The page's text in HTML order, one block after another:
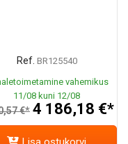
Ref. BR125540
vahemikus
11/08 kuni 12/08
€* 4 186,18 €*